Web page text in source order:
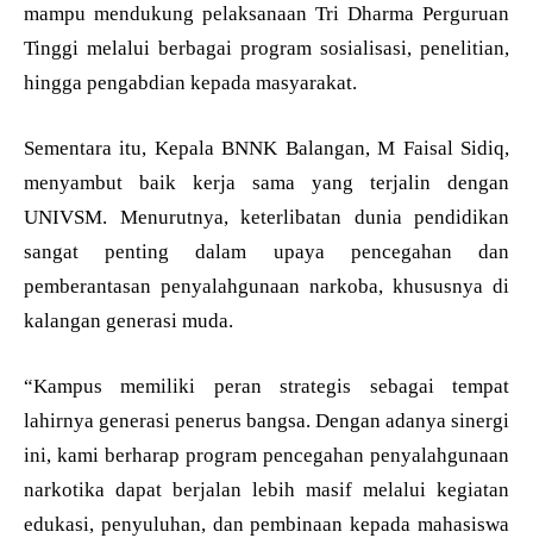
mampu mendukung pelaksanaan Tri Dharma Perguruan
Tinggi melalui berbagai program sosialisasi, penelitian,
hingga pengabdian kepada masyarakat.
Sementara itu, Kepala BNNK Balangan, M Faisal Sidiq,
menyambut baik kerja sama yang terjalin dengan
UNIVSM. Menurutnya, keterlibatan dunia pendidikan
sangat penting dalam upaya pencegahan dan
pemberantasan penyalahgunaan narkoba, khususnya di
kalangan generasi muda.
“Kampus memiliki peran strategis sebagai tempat
lahirnya generasi penerus bangsa. Dengan adanya sinergi
ini, kami berharap program pencegahan penyalahgunaan
narkotika dapat berjalan lebih masif melalui kegiatan
edukasi, penyuluhan, dan pembinaan kepada mahasiswa